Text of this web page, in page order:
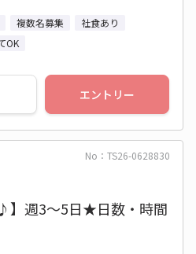
複数名募集
社食あり
OK
エントリー
No：TS26-0628830
♪】週3～5日★日数・時間